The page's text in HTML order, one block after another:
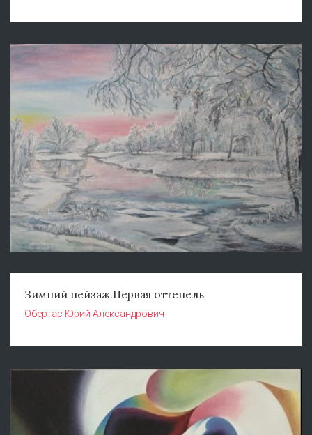
Зимний пейзаж.Первая оттепель
Обертас Юрий Александрович